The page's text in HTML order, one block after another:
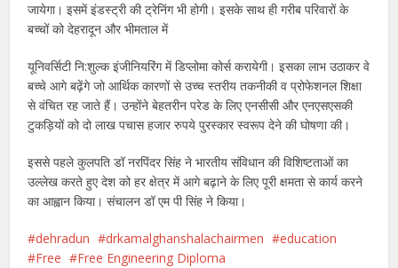
जायेगा। इसमें इंडस्ट्री की ट्रेनिंग भी होगी। इसके साथ ही गरीब परिवारों के
बच्चों को देहरादून और भीमताल में
यूनिवर्सिटी नि:शुल्क इंजीनियरिंग में डिप्लोमा कोर्स करायेगी। इसका लाभ उठाकर वे
बच्चे आगे बढ़ेंगे जो आर्थिक कारणों से उच्च स्तरीय तकनीकी व प्रोफेशनल शिक्षा
से वंचित रह जाते हैं। उन्होंने बेहतरीन परेड के लिए एनसीसी और एनएसएसकी
टुकड़ियों को दो लाख पचास हजार रुपये पुरस्कार स्वरूप देने की घोषणा की।
इससे पहले कुलपति डॉ नरपिंदर सिंह ने भारतीय संविधान की विशिष्टताओं का
उल्लेख करते हुए देश को हर क्षेत्र में आगे बढ़ाने के लिए पूरी क्षमता से कार्य करने
का आह्वान किया। संचालन डॉ एम पी सिंह ने किया।
dehradun drkamalghanshalachairmen
education
Free
Free Engineering Diploma